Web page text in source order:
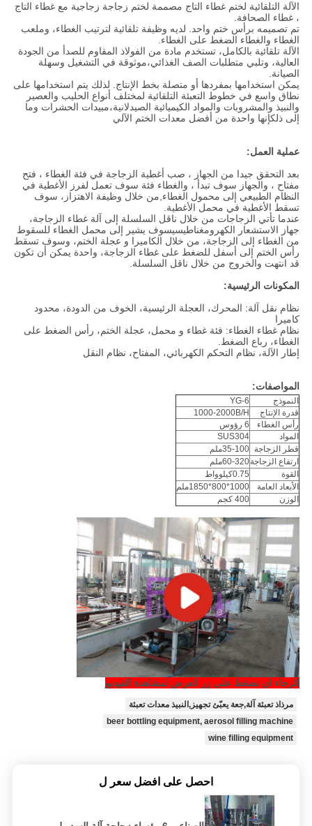
الآلة التلقائية لختم غطاء التاج مصممة لختم زجاجة زجاجية مع غطاء التاج
، غطاء الصحافة.
تم تصميمه برأس ختم واحد. لديه وظيفة تلقائية لترتيب الغطاء، وملعب
الغطاء والغطاء الضغط على الغطاء.
الآلة تلقائية بالكامل، تستخدم مادة من الفولاذ المقاوم للصدأ من الجودة
العالية، وتلبي متطلبات الصف الغذائي،موثوقة في التشغيل وسهلة
الصيانة.
يمكن استخدامها بمفردها أو متصلة بخط الإنتاج. لذلك يتم استخدامها على
نطاق واسع في خطوط التعبئة التلقائية لمختلف أنواع الحليب والعصير
والنبيذ والمشروبات والمواد الكيميائية الصيدلانية،مبيدات الحشرات وما
إلى ذلكإنها واحدة من أفضل معدات الختم الآلي
عملية العمل:
بعد التحقق جيدا من الجهاز ، صب أغطية الزجاجة في فئة الغطاء ، فتح
مفتاح ، والجهاز سوف تبدأ ، والغطاء فئة سوف تعمل لفرز الأغطية في
النظام الطبيعي إلى محمول الغطاء,من خلال وظيفة الاهتزاز، سوف
تسقط الأغطية في محمل الأغطية.
عندما تأتي الزجاجات من خلال ناقل السلسلة إلى آلة غطاء الزجاجة،
جهاز الاستشعار الكهرومغناطيسيسوف يشير إلى محمل الغطاء للسقوط
من الغطاء إلى الزجاجة، من خلال الكاميرا و عجلة الختم، وسوف تسقط
رأس الختم إلى أسفل للضغط على غطاء الزجاجة، واحدة يمكن أن تكون
قد انتهت والخروج من خلال ناقل السلسلة.
المكونات الرئيسية:
نظام نقل آلة: المحرك، العجلة الرئيسية، الخوف من الدودة، محدود
كاميرا
نظام غطاء الغطاء: فئة غطاء و محمل، عجلة الختم، رأس الضغط على
الغطاء، رباع الضغط.
إطار الآلة، نظام التحكم الكهربائي، المفتاح، نظام النقل
المواصفات:
النموذج
YG-6
قدرة الإنتاج
1000-2000B/H
رأس الغطاء
6 رؤوس
المواد
SUS304
قطر الزجاجة 35-100ملم
ارتفاع الزجاجة60-320ملم
القوة
0.75كيلوواط
الأبعاد العامة
1000*800*1850ملم
الوزن
400 كجم
الرجاء ان تضغط على زر العرض لمشاهدة الفيديو
مرذاذ تعبئة آلة,جعة يعبّئ تجهيز,النبيذ معدات تعبئة
beer bottling equipment, aerosol filling machine
wine filling equipment
احصل على افضل سعر ل